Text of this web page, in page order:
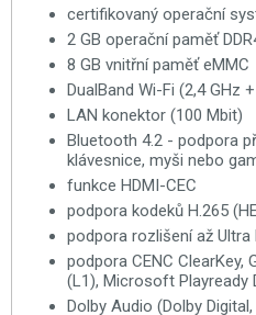
certifikovaný operační
2 GB operační paměť
8 GB vnitřní paměť eMMC
DualBand Wi-Fi (2,4 GHz
LAN konektor (100 Mbit)
Bluetooth 4.2 - podpora
klávesnice, myši nebo
funkce HDMI-CEC
podpora kodeků H.265
podpora rozlišení až Ultra
podpora CENC ClearKey,
(L1), Microsoft Playready
Dolby Audio (Dolby